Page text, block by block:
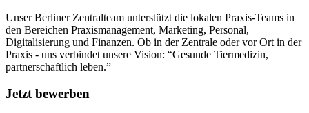
Unser Berliner Zentralteam unterstützt die lokalen Praxis-Teams in
den Bereichen Praxismanagement, Marketing, Personal,
Digitalisierung und Finanzen. Ob in der Zentrale oder vor Ort in der
Praxis - uns verbindet unsere Vision: “Gesunde Tiermedizin,
partnerschaftlich leben.”
Jetzt bewerben